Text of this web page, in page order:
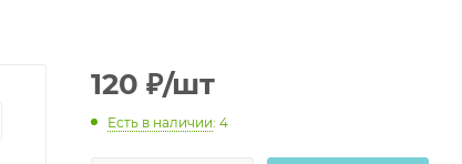
120 ₽/шт
Есть в наличии: 4